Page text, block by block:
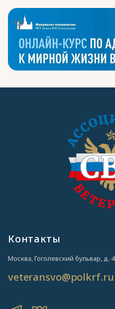
Контакты
Москва, Гоголевский бульвар, д. 4
veteransvo@polkrf.ru